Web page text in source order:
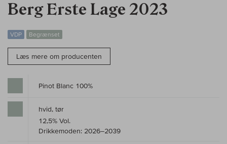
Berg Erste Lage 2023
VDP Begrænset
Læs mere om producenten
Pinot Blanc 100%
hvid, tør
12,5% Vol.
Drikkemoden: 2026–2039